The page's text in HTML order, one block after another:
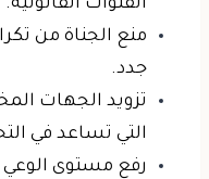
القنوات القانونية.
منع الجناة من
جدد.
تزويد الجهات
التي تساعد في
رفع مستوى الوعي